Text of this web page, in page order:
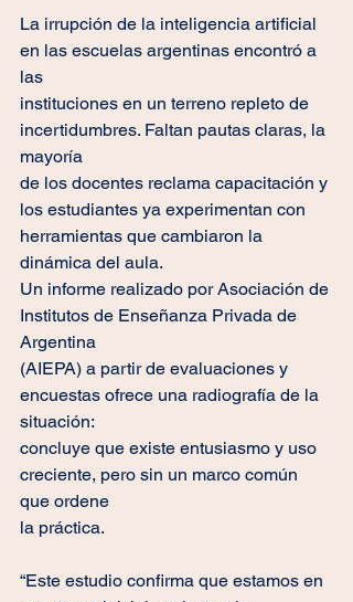
La irrupción de la inteligencia artificial
en las escuelas argentinas encontró a
las
instituciones en un terreno repleto de
incertidumbres. Faltan pautas claras, la
mayoría
de los docentes reclama capacitación y
los estudiantes ya experimentan con
herramientas que cambiaron la
dinámica del aula.
Un informe realizado por Asociación de
Institutos de Enseñanza Privada de
Argentina
(AIEPA) a partir de evaluaciones y
encuestas ofrece una radiografía de la
situación:
concluye que existe entusiasmo y uso
creciente, pero sin un marco común
que ordene
la práctica.
“Este estudio confirma que estamos en